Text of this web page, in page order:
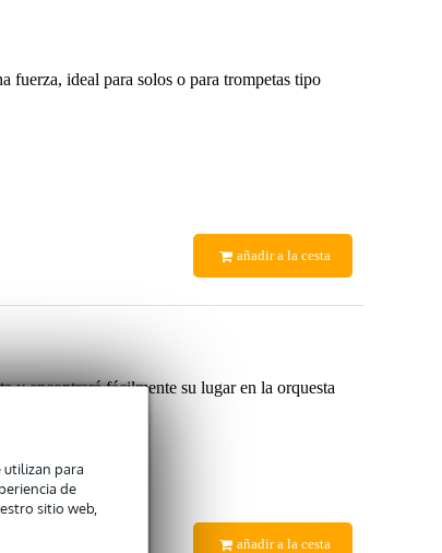
utilizan para
de
sitio web,
fuerza, ideal para solos o para trompetas tipo
añadir a la cesta
y encontrará fácilmente su lugar en la orquesta
añadir a la cesta